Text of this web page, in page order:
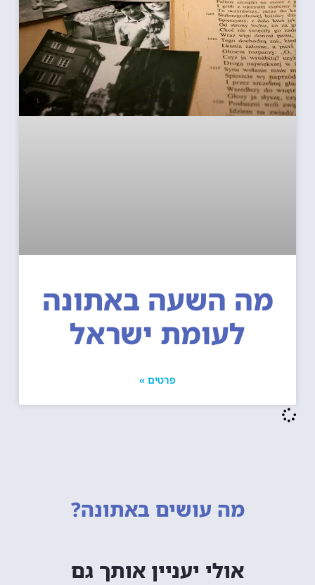
השעה באתונה
לעומת ישראל
מה עושים באתונה?
אולי יעניין אותך גם